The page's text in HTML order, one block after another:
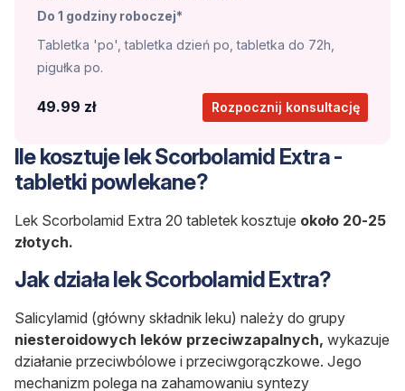
Do 1 godziny roboczej*
Tabletka 'po', tabletka dzień po, tabletka do 72h,
pigułka po.
49.99 zł Rozpocznij konsultację
Ile kosztuje lek Scorbolamid Extra -
tabletki powlekane?
Lek Scorbolamid Extra 20 tabletek kosztuje około 20-25
złotych.
Jak działa lek Scorbolamid Extra?
Salicylamid (główny składnik leku) należy do grupy
niesteroidowych leków przeciwzapalnych, wykazuje
działanie przeciwbólowe i przeciwgorączkowe. Jego
mechanizm polega na zahamowaniu syntezy